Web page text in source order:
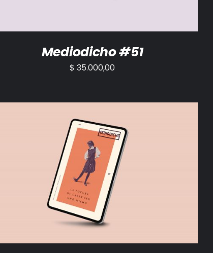
Mediodicho #51
$ 35.000,00
AÑADIR AL CARRITO /